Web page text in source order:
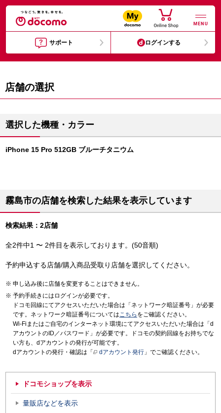
MENU
サポート ログインする
店舗の選択
選択した機種・カラー
iPhone 15 Pro 512GB ブルーチタニウム
霧島市の店舗を検索した結果を表示しています
検索結果：2店舗
全2件中1 〜 2件目を表示しております。(50音順)
予約申込する店舗/購入商品受取り店舗を選択してください。
申し込み後に店舗を変更することはできません。
予約手続きにはログインが必要です。
ドコモ回線にてアクセスいただいた場合は「ネットワーク暗証番号」が必要
です。ネットワーク暗証番号についてはこちら をご確認ください。
Wi-Fiまたはご自宅のインターネット環境にてアクセスいただいた場合は「d
アカウントのID／パスワード」が必要です。ドコモの契約回線をお持ちでな
い方も、dアカウントの発行が可能です。
dアカウントの発行・確認は「
dアカウント発行 」でご確認ください。
ドコモショップを表示
量販店などを表示